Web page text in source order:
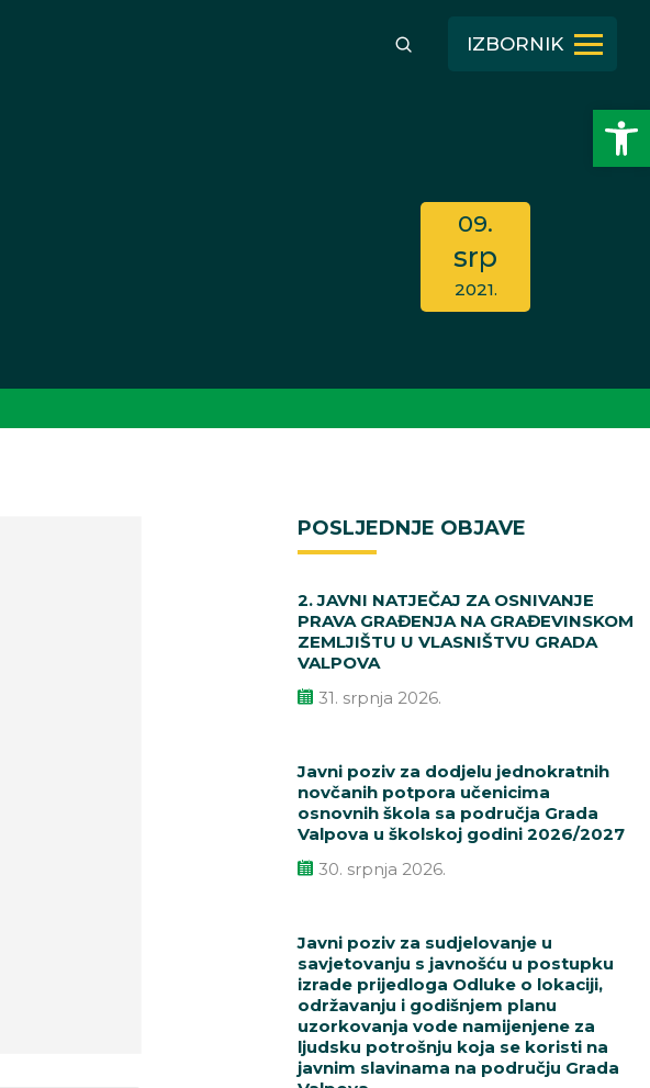
Open toolbar
IZBORNIK
09.
srp
2021.
POSLJEDNJE OBJAVE
2. JAVNI NATJEČAJ ZA OSNIVANJE
PRAVA GRAĐENJA NA GRAĐEVINSKOM
ZEMLJIŠTU U VLASNIŠTVU GRADA
VALPOVA
31. srpnja 2026.
Javni poziv za dodjelu jednokratnih
novčanih potpora učenicima
osnovnih škola sa područja Grada
Valpova u školskoj godini 2026/2027
30. srpnja 2026.
Javni poziv za sudjelovanje u
savjetovanju s javnošću u postupku
izrade prijedloga Odluke o lokaciji,
održavanju i godišnjem planu
uzorkovanja vode namijenjene za
ljudsku potrošnju koja se koristi na
javnim slavinama na području Grada